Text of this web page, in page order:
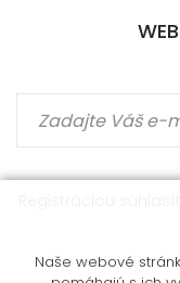
Naše webové